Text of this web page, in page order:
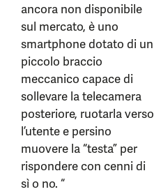
ancora non disponibile
sul mercato, è uno
smartphone dotato di un
piccolo braccio
meccanico capace di
sollevare la telecamera
posteriore, ruotarla verso
l’utente e persino
muovere la “testa” per
rispondere con cenni di
sì o no. “